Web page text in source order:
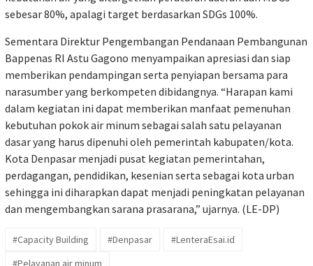
sebesar 80%, apalagi target berdasarkan SDGs 100%.
Sementara Direktur Pengembangan Pendanaan Pembangunan
Bappenas RI Astu Gagono menyampaikan apresiasi dan siap
memberikan pendampingan serta penyiapan bersama para
narasumber yang berkompeten dibidangnya. “Harapan kami
dalam kegiatan ini dapat memberikan manfaat pemenuhan
kebutuhan pokok air minum sebagai salah satu pelayanan
dasar yang harus dipenuhi oleh pemerintah kabupaten/kota.
Kota Denpasar menjadi pusat kegiatan pemerintahan,
perdagangan, pendidikan, kesenian serta sebagai kota urban
sehingga ini diharapkan dapat menjadi peningkatan pelayanan
dan mengembangkan sarana prasarana,” ujarnya. (LE-DP)
#Capacity Building #Denpasar
#LenteraEsai.id
#Pelayanan air minum